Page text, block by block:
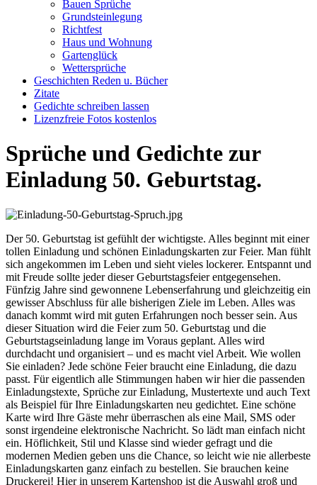
Bauen Sprüche
Grundsteinlegung
Richtfest
Haus und Wohnung
Gartenglück
Wettersprüche
Geschichten Reden u. Bücher
Zitate
Gedichte schreiben lassen
Lizenzfreie Fotos kostenlos
Sprüche und Gedichte zur
Einladung 50. Geburtstag.
Der 50. Geburtstag ist gefühlt der wichtigste. Alles beginnt mit einer
tollen Einladung und schönen Einladungskarten zur Feier. Man fühlt
sich angekommen im Leben und sieht vieles lockerer. Entspannt und
mit Freude sollte jeder dieser Geburtstagsfeier entgegensehen.
Fünfzig Jahre sind gewonnene Lebenserfahrung und gleichzeitig ein
gewisser Abschluss für alle bisherigen Ziele im Leben. Alles was
danach kommt wird mit guten Erfahrungen noch besser sein. Aus
dieser Situation wird die Feier zum 50. Geburtstag und die
Geburtstagseinladung lange im Voraus geplant. Alles wird
durchdacht und organisiert – und es macht viel Arbeit. Wie wollen
Sie einladen? Jede schöne Feier braucht eine Einladung, die dazu
passt. Für eigentlich alle Stimmungen haben wir hier die passenden
Einladungstexte, Sprüche zur Einladung, Mustertexte und auch Text
als Beispiel für Ihre Einladungskarten neu gedichtet. Eine schöne
Karte wird Ihre Gäste mehr überraschen als eine Mail, SMS oder
sonst irgendeine elektronische Nachricht. So lädt man einfach nicht
ein. Höflichkeit, Stil und Klasse sind wieder gefragt und die
modernen Medien geben uns die Chance, so leicht wie nie allerbeste
Einladungskarten ganz einfach zu bestellen. Sie brauchen keine
Druckerei! Hier in unserem Kartenshop ist die Auswahl groß und